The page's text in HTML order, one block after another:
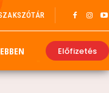
Előfizetés